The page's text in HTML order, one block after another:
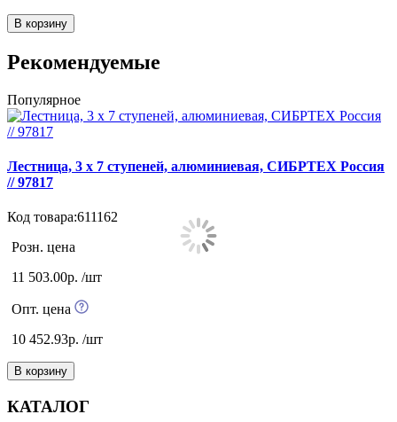
В корзину
Рекомендуемые
Популярное
Лестница, 3 х 7 ступеней, алюминиевая, СИБРТЕХ Pоссия
// 97817
Код товара:611162
Розн. цена
11 503.00р. /шт
Опт. цена
10 452.93р. /шт
В корзину
КАТАЛОГ